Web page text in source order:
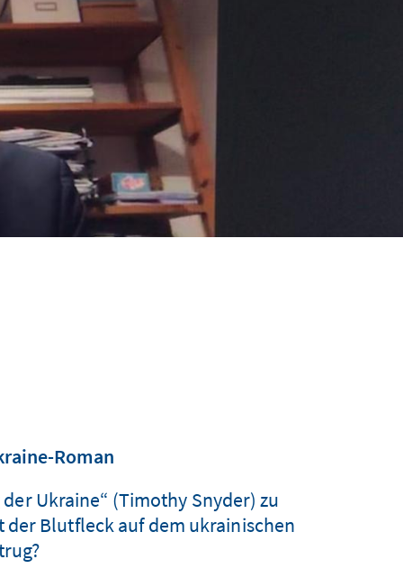
Roman
Ukraine“ (Timothy Snyder) zu
Blutfleck auf dem ukrainischen